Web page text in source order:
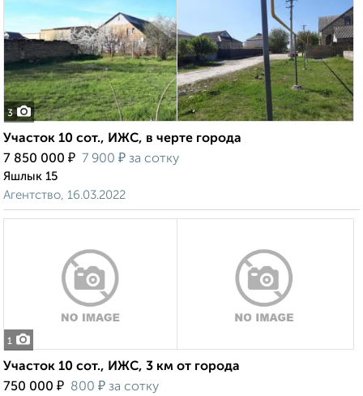
3
Участок 10 сот., ИЖС, в черте города
7 850 000 ₽ 7 900 ₽ за сотку
Яшлык 15
Агентство, 16.03.2022
1
Участок 10 сот., ИЖС, 3 км от города
750 000 ₽ 800 ₽ за сотку